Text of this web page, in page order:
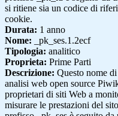
si ritiene sia un codice di
cookie.
Durata: 1 anno
Nome: _pk_ses.1.2ecf
Tipologia: analitico
Proprieta: Prime Parti
Descrizione: Questo nome
analisi web open source
proprietari di siti Web a
misurare le prestazioni del